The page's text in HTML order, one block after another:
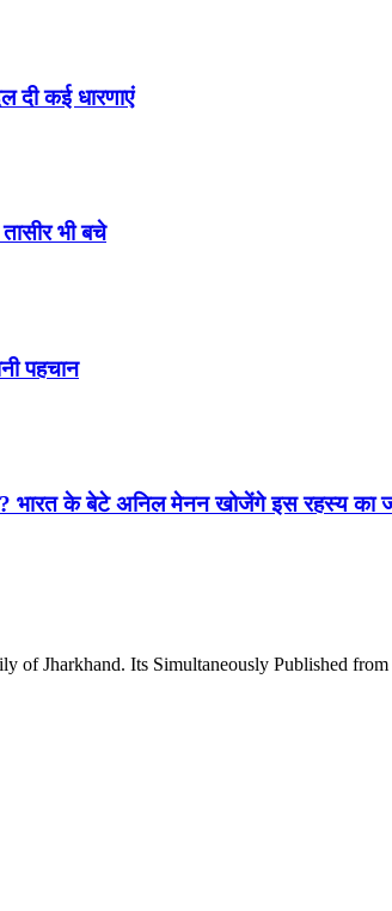
कई धारणाएं
भी बचे
पहचान
भारत के बेटे अनिल मेनन खोजेंगे इस रहस्य का
of Jharkhand. Its Simultaneously Published from